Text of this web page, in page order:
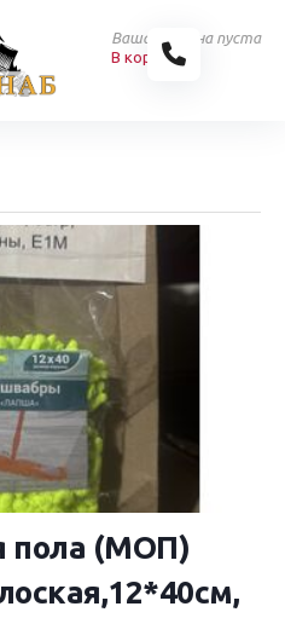
Ваша корзина пуста
В корзину
пола (МОП)